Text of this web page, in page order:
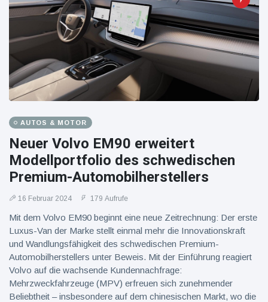
AUTOS & MOTOR
Neuer Volvo EM90 erweitert
Modellportfolio des schwedischen
Premium-Automobilherstellers
16 Februar 2024 179 Aufrufe
Mit dem Volvo EM90 beginnt eine neue Zeitrechnung: Der erste
Luxus-Van der Marke stellt einmal mehr die Innovationskraft
und Wandlungsfähigkeit des schwedischen Premium-
Automobilherstellers unter Beweis. Mit der Einführung reagiert
Volvo auf die wachsende Kundennachfrage:
Mehrzweckfahrzeuge (MPV) erfreuen sich zunehmender
Beliebtheit – insbesondere auf dem chinesischen Markt, wo die